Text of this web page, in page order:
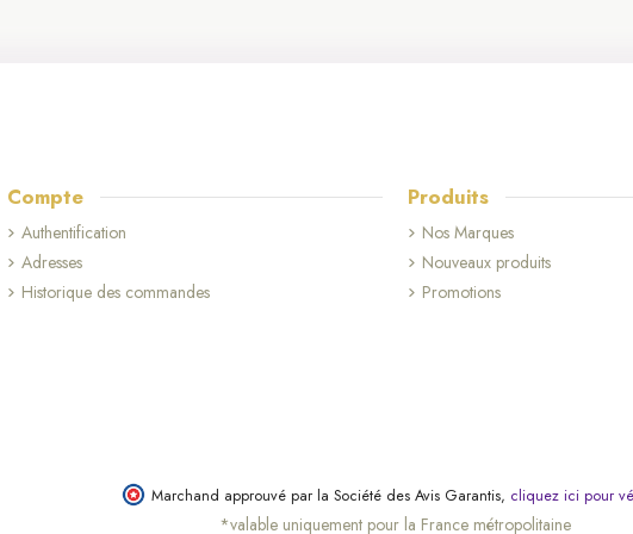
crèche ou des anges, ainsi que des modèles plus modernes, ornés de couleurs vives ou
contemporaine ou traditionnelle.
Compte
Authentification
Adresses
Historique des commandes
Produits
Nos Marques
Nouveaux produits
Promotions
Marchand approuvé par la Société des Avis Garantis, cliquez ici pour
*valable uniquement pour la France métropolitaine